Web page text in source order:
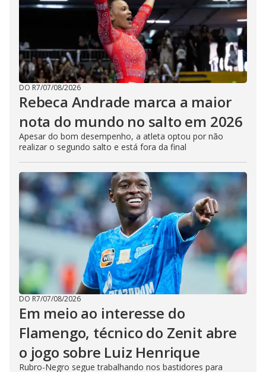
DO R7/07/08/2026
Rebeca Andrade marca a maior
nota do mundo no salto em 2026
Apesar do bom desempenho, a atleta optou por não
realizar o segundo salto e está fora da final
DO R7/07/08/2026
Em meio ao interesse do
Flamengo, técnico do Zenit abre
o jogo sobre Luiz Henrique
Rubro-Negro segue trabalhando nos bastidores para